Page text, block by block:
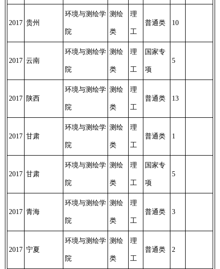
2017 贵州
环境与测绘学
院
测绘
类
理
工
普通类 10
2017 云南
环境与测绘学
院
测绘
类
理
工
国家专
项
5
2017 陕西
环境与测绘学
院
测绘
类
理
工
普通类 13
2017 甘肃
环境与测绘学
院
测绘
类
理
工
普通类 1
2017 甘肃
环境与测绘学
院
测绘
类
理
工
国家专
项
5
2017 青海
环境与测绘学
院
测绘
类
理
工
普通类 3
2017 宁夏
环境与测绘学
院
测绘
类
理
工
普通类 2